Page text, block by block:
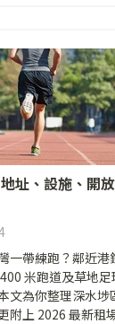
址、設施、開
一帶練跑？鄰近港
米跑道及草地
文為你整理深水埗
附上 2026 最新租